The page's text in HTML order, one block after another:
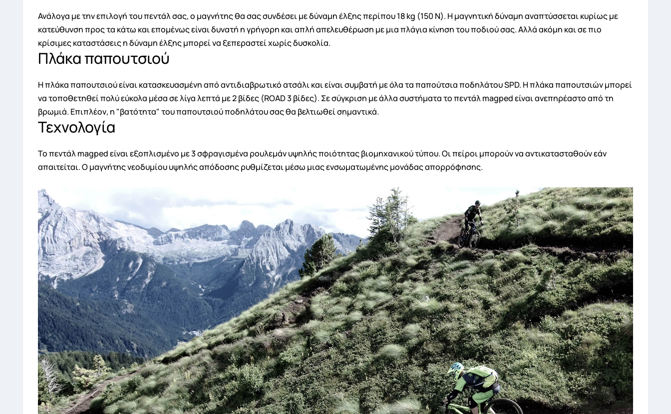
Ανάλογα με την επιλογή του πεντάλ σας, ο μαγνήτης θα σας συνδέσει με δύναμη έλξης περίπου 18 kg (150 Ν). Η μαγνητική δύναμη αναπτύσσεται κυρίως με
κατεύθυνση προς τα κάτω και επομένως είναι δυνατή η γρήγορη και απλή απελευθέρωση με μια πλάγια κίνηση του ποδιού σας. Αλλά ακόμη και σε πιο
κρίσιμες καταστάσεις η δύναμη έλξης μπορεί να ξεπεραστεί χωρίς δυσκολία.
Πλάκα παπουτσιού
Η πλάκα παπουτσιού είναι κατασκευασμένη από αντιδιαβρωτικό ατσάλι και είναι συμβατή με όλα τα παπούτσια ποδηλάτου SPD. Η πλάκα παπουτσιών μπορεί
να τοποθετηθεί πολύ εύκολα μέσα σε λίγα λεπτά με 2 βίδες (ROAD 3 βίδες). Σε σύγκριση με άλλα συστήματα το πεντάλ magped είναι ανεπηρέαστο από τη
βρωμιά. Επιπλέον, η "βατότητα" του παπουτσιού ποδηλάτου σας θα βελτιωθεί σημαντικά.
Τεχνολογία
Το πεντάλ magped είναι εξοπλισμένο με 3 σφραγισμένα ρουλεμάν υψηλής ποιότητας βιομηχανικού τύπου. Οι πείροι μπορούν να αντικατασταθούν εάν
απαιτείται. Ο μαγνήτης νεοδυμίου υψηλής απόδοσης ρυθμίζεται μέσω μιας ενσωματωμένης μονάδας απορρόφησης.